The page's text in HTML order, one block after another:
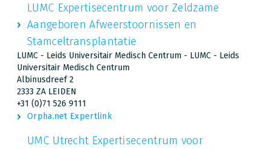
LUMC Expertisecentrum voor Zeldzame
Aangeboren Afweerstoornissen en
Stamceltransplantatie
LUMC - Leids Universitair Medisch Centrum - LUMC - Leids
Universitair Medisch Centrum
Albinusdreef 2
2333 ZA LEIDEN
+31 (0)71 526 9111
Orpha.net Expertlink
UMC Utrecht Expertisecentrum voor